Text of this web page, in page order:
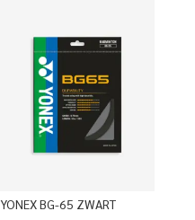
YONEX BG-65 ZWART